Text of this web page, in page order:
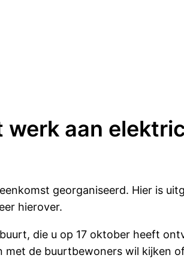
werk aan
georganiseerd. Hier is
hierover.
die u op 17 oktober heeft
met de buurtbewoners wil kijken